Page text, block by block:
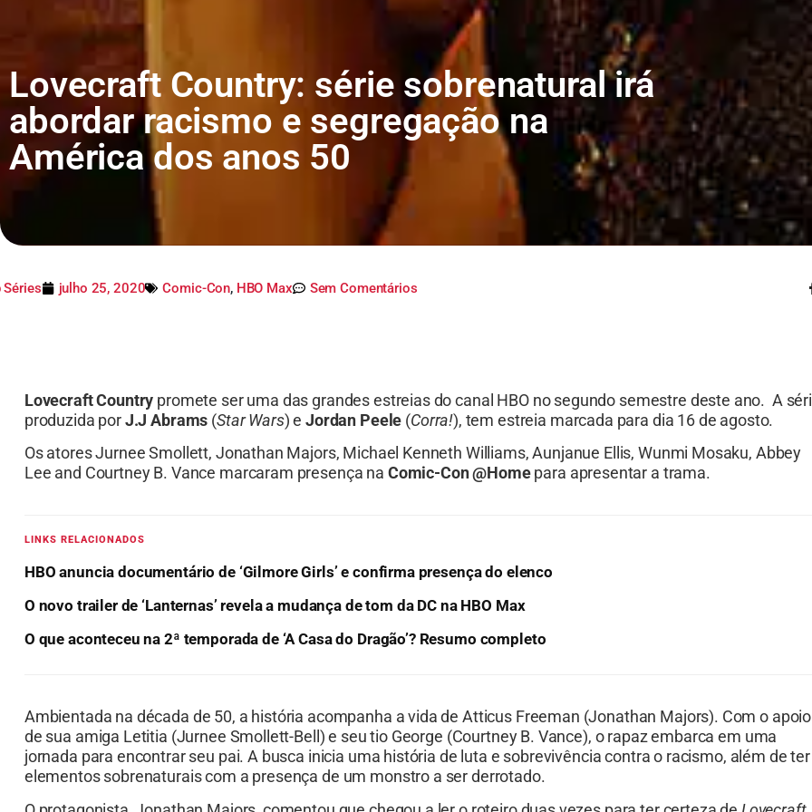
Lovecraft Country: série sobrenatural irá
abordar racismo e segregação na
América dos anos 50
Séries julho 25, 2020 Comic-Con, HBO Max Sem Comentários
Lovecraft Country promete ser uma das grandes estreias do canal HBO no segundo semestre deste ano. A
produzida porJ.J Abrams (Star Wars) eJordan Peele (Corra!), tem estreia marcada para dia 16 de agosto.
Os atores Jurnee Smollett, Jonathan Majors, Michael Kenneth Williams, Aunjanue Ellis, Wunmi Mosaku, Abbey
Lee and Courtney B. Vance marcaram presença na Comic-Con @Homepara apresentar a trama.
LINKS RELACIONADOS
HBO anuncia documentário de ‘Gilmore Girls’ e confirma presença do elenco
O novo trailer de ‘Lanternas’ revela a mudança de tom da DC na HBO Max
O que aconteceu na 2ª temporada de ‘A Casa do Dragão’? Resumo completo
Ambientada na década de 50, a história acompanha a vida de Atticus Freeman (Jonathan Majors). Com o apoio
de sua amiga Letitia (Jurnee Smollett-Bell) e seu tio George (Courtney B. Vance), o rapaz embarca em uma
jornada para encontrar seu pai. A busca inicia uma história de luta e sobrevivência contra o racismo, além de ter
elementos sobrenaturais com a presença de um monstro a ser derrotado.